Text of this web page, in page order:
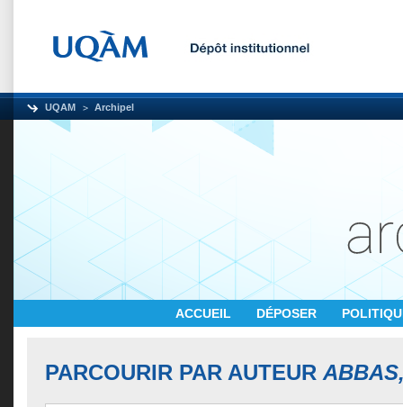
UQAM Archipel
ACCUEIL DÉPOSER
PARCOURIR PAR AUTEUR